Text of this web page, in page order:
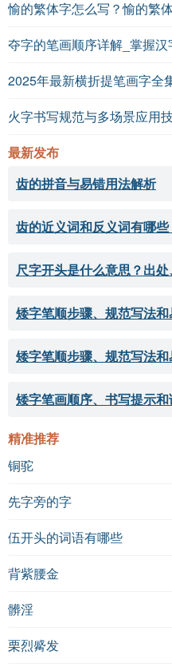
愉的繁体字怎么写？愉的繁
夺字的笔画顺序详解_掌握
2025年最新横折提笔画字全
火字书写规范与多场景应用
最新发布
齿的拼音与易错用法解析
齿的近义词和反义词有哪
尺字开头是什么意思？出
矮字笔顺步骤、规范写法
矮字笔顺步骤、规范写法
矮字笔画顺序、书写提示
精准推荐
铜驼
先字旁的字
伍开头的词语有哪些
背紫腰金
髒淫
栗烈觱发